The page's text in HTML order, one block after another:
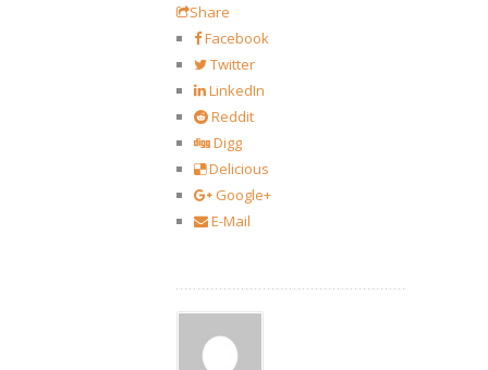
Share
Facebook
Twitter
LinkedIn
Reddit
Digg
Delicious
Google+
E-Mail